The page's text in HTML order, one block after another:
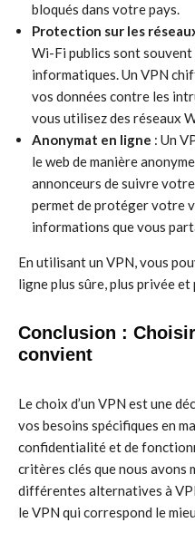
bloqués dans votre pays.
Protection sur les
Wi-Fi publics sont
informatiques. Un VPN
vos données contre les
vous utilisez des réseaux
Anonymat en ligne : Un
le web de manière
annonceurs de suivre
permet de protéger votre
informations que vous
En utilisant un VPN, vous
ligne plus sûre, plus privée et
Conclusion :
convient
Le choix d’un VPN est une
vos besoins spécifiques en
confidentialité et de
critères clés que nous avons
différentes alternatives à
le VPN qui correspond le